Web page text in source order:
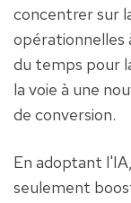
concentrer sur
opérationnelles
du temps pour
la voie à une
de conversion.
En adoptant
seulement